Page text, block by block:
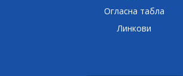
Огласна табла
Линкови